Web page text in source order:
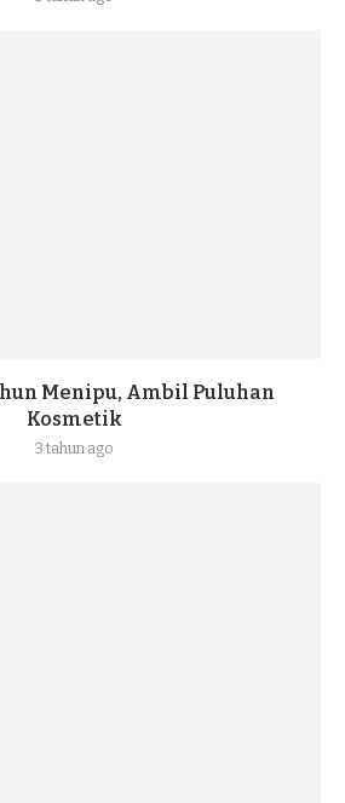
Menipu, Ambil Puluhan
Kosmetik
3 tahun ago